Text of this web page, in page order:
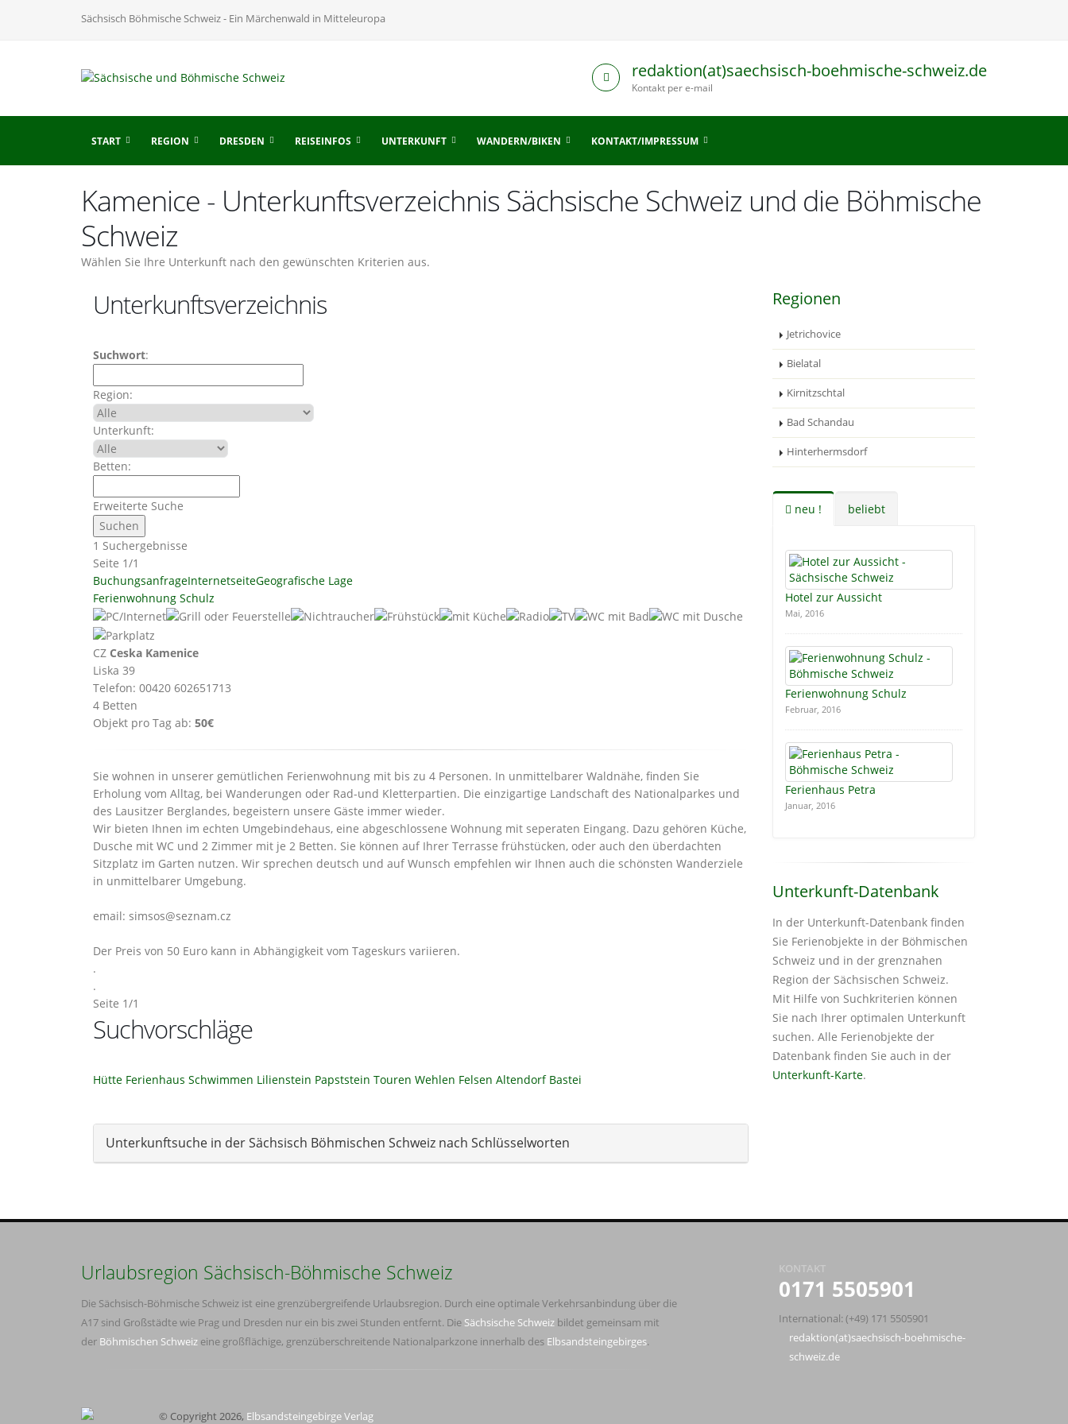
Sächsisch Böhmische Schweiz - Ein Märchenwald in Mitteleuropa
redaktion(at)saechsisch-boehmische-schweiz.de
Kontakt per e-mail
START REGION DRESDEN REISEINFOS UNTERKUNFT WANDERN/BIKEN KONTAKT/IMPRESSUM
Kamenice - Unterkunftsverzeichnis Sächsische Schweiz und die Böhmische
Schweiz
Wählen Sie Ihre Unterkunft nach den gewünschten Kriterien aus.
Unterkunftsverzeichnis
Suchwort:
Region:
Unterkunft:
Betten:
Erweiterte Suche
1 Suchergebnisse
Seite 1/1
BuchungsanfrageInternetseiteGeografische Lage
Ferienwohnung Schulz
CZ Ceska Kamenice
Liska 39
Telefon: 00420 602651713
4 Betten
Objekt pro Tag ab: 50€
Sie wohnen in unserer gemütlichen Ferienwohnung mit bis zu 4 Personen. In unmittelbarer Waldnähe, finden Sie
Erholung vom Alltag, bei Wanderungen oder Rad-und Kletterpartien. Die einzigartige Landschaft des Nationalparkes und
des Lausitzer Berglandes, begeistern unsere Gäste immer wieder.
Wir bieten Ihnen im echten Umgebindehaus, eine abgeschlossene Wohnung mit seperaten Eingang. Dazu gehören Küche,
Dusche mit WC und 2 Zimmer mit je 2 Betten. Sie können auf Ihrer Terrasse frühstücken, oder auch den überdachten
Sitzplatz im Garten nutzen. Wir sprechen deutsch und auf Wunsch empfehlen wir Ihnen auch die schönsten Wanderziele
in unmittelbarer Umgebung.
email: simsos@seznam.cz
Der Preis von 50 Euro kann in Abhängigkeit vom Tageskurs variieren.
.
.
Seite 1/1
Suchvorschläge
Hütte Ferienhaus Schwimmen Lilienstein Papststein Touren Wehlen Felsen Altendorf Bastei
Unterkunftsuche in der Sächsisch Böhmischen Schweiz nach Schlüsselworten
Regionen
Jetrichovice
Bielatal
Kirnitzschtal
Bad Schandau
Hinterhermsdorf
neu ! beliebt
Hotel zur Aussicht
Mai, 2016
Ferienwohnung Schulz
Februar, 2016
Ferienhaus Petra
Januar, 2016
Unterkunft-Datenbank
In der Unterkunft-Datenbank finden
Sie Ferienobjekte in der Böhmischen
Schweiz und in der grenznahen
Region der Sächsischen Schweiz.
Mit Hilfe von Suchkriterien können
Sie nach Ihrer optimalen Unterkunft
suchen. Alle Ferienobjekte der
Datenbank finden Sie auch in der
Unterkunft-Karte.
Urlaubsregion Sächsisch-Böhmische Schweiz
Die Sächsisch-Böhmische Schweiz ist eine grenzübergreifende Urlaubsregion. Durch eine optimale Verkehrsanbindung über die
A17 sind Großstädte wie Prag und Dresden nur ein bis zwei Stunden entfernt. Die Sächsische Schweiz bildet gemeinsam mit
der Böhmischen Schweiz eine großflächige, grenzüberschreitende Nationalparkzone innerhalb des Elbsandsteingebirges.
KONTAKT
0171 5505901
International: (+49) 171 5505901
redaktion(at)saechsisch-boehmische-
schweiz.de
© Copyright 2026, Elbsandsteingebirge Verlag